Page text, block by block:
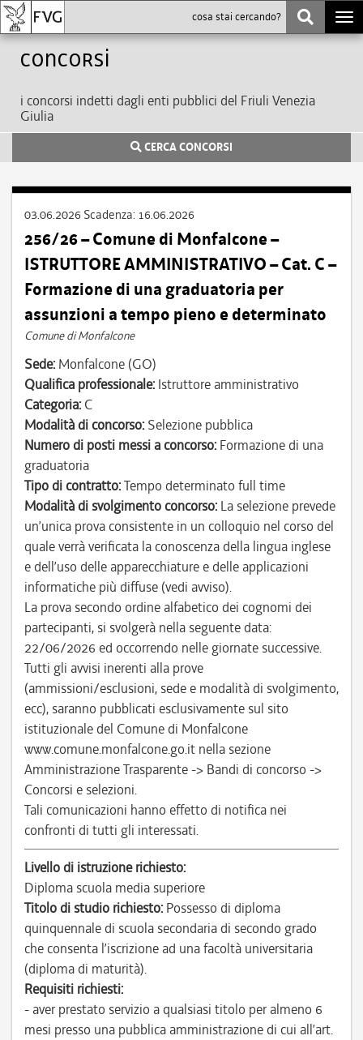
Concorsi
i concorsi indetti dagli enti pubblici del Friuli Venezia
Giulia
CERCA CONCORSI
03.06.2026 Scadenza: 16.06.2026
256/26 – Comune di Monfalcone –
ISTRUTTORE AMMINISTRATIVO – Cat. C –
Formazione di una graduatoria per
assunzioni a tempo pieno e determinato
Comune di Monfalcone
Sede: Monfalcone (GO)
Qualifica professionale: Istruttore amministrativo
Categoria: C
Modalità di concorso: Selezione pubblica
Numero di posti messi a concorso: Formazione di una
graduatoria
Tipo di contratto:Tempo determinato full time
Modalità di svolgimento concorso: La selezione prevede
un’unica prova consistente in un colloquio nel corso del
quale verrà verificata la conoscenza della lingua inglese
e dell’uso delle apparecchiature e delle applicazioni
informatiche più diffuse (vedi avviso).
La prova secondo ordine alfabetico dei cognomi dei
partecipanti, si svolgerà nella seguente data:
22/06/2026 ed occorrendo nelle giornate successive.
Tutti gli avvisi inerenti alla prove
(ammissioni/esclusioni, sede e modalità di svolgimento,
ecc), saranno pubblicati esclusivamente sul sito
istituzionale del Comune di Monfalcone
www.comune.monfalcone.go.it nella sezione
Amministrazione Trasparente -> Bandi di concorso ->
Concorsi e selezioni.
Tali comunicazioni hanno effetto di notifica nei
confronti di tutti gli interessati.
Livello di istruzione richiesto:
Diploma scuola media superiore
Titolo di studio richiesto: Possesso di diploma
quinquennale di scuola secondaria di secondo grado
che consenta l’iscrizione ad una facoltà universitaria
(diploma di maturità).
Requisiti richiesti:
- aver prestato servizio a qualsiasi titolo per almeno 6
mesi presso una pubblica amministrazione di cui all’art.